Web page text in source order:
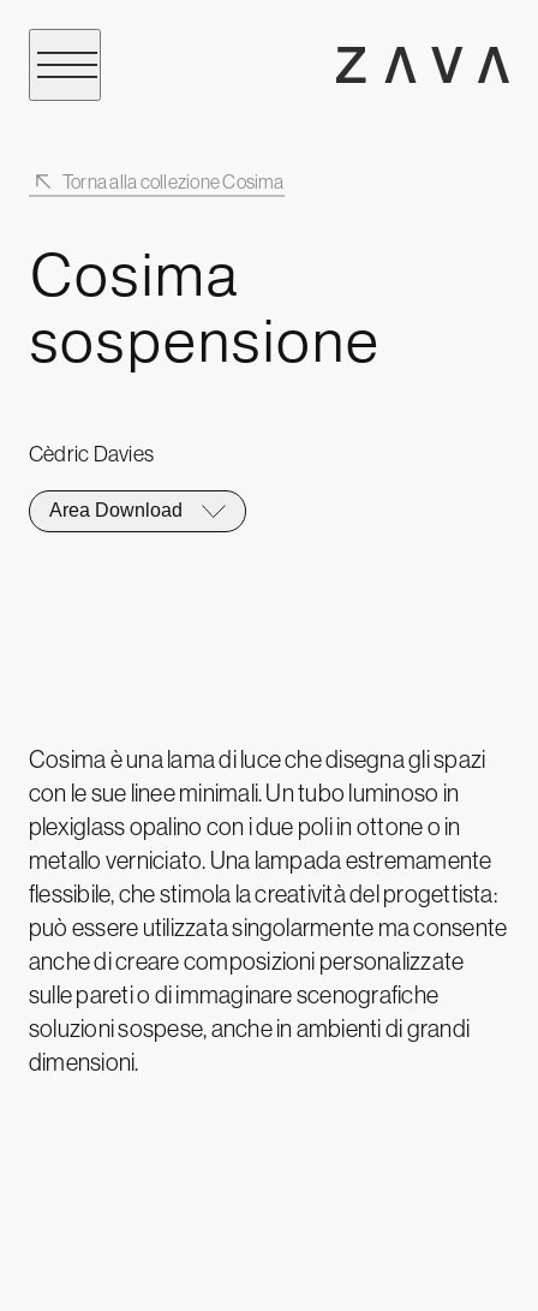
Torna alla collezione Cosima
Cosima
sospensione
Cèdric Davies
Area Download
Cosima è una lama di luce che disegna gli spazi
con le sue linee minimali. Un tubo luminoso in
plexiglass opalino con i due poli in ottone o in
metallo verniciato. Una lampada estremamente
flessibile, che stimola la creatività del progettista:
può essere utilizzata singolarmente ma consente
anche di creare composizioni personalizzate
sulle pareti o di immaginare scenografiche
soluzioni sospese, anche in ambienti di grandi
dimensioni.